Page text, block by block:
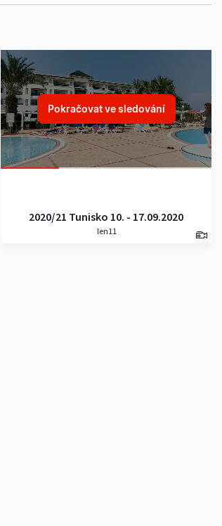
Pokračovat ve sledování
2020/21 Tunisko 10. - 17.09.2020
len11